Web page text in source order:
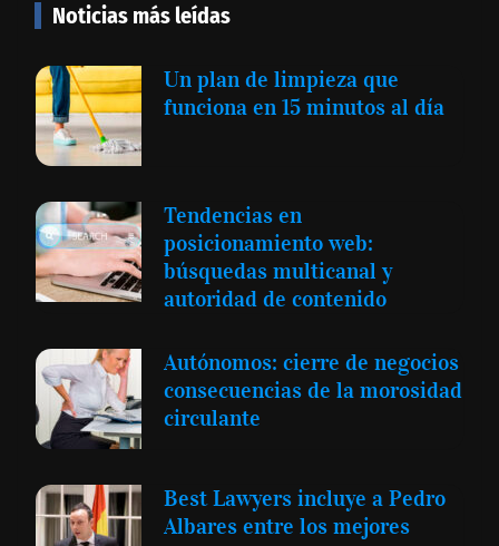
Noticias más leídas
Un plan de limpieza que
funciona en 15 minutos al día
Tendencias en
posicionamiento web:
búsquedas multicanal y
autoridad de contenido
Autónomos: cierre de negocios
consecuencias de la morosidad
circulante
Best Lawyers incluye a Pedro
Albares entre los mejores